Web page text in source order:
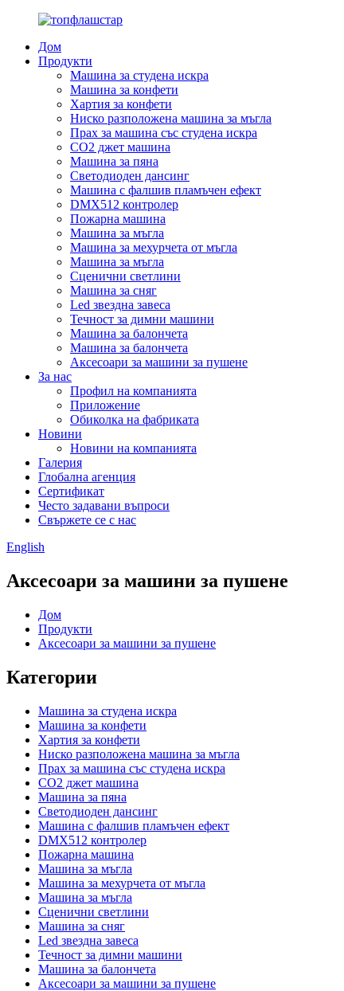
Дом
Продукти
Машина за студена искра
Машина за конфети
Хартия за конфети
Ниско разположена машина за мъгла
Прах за машина със студена искра
CO2 джет машина
Машина за пяна
Светодиоден дансинг
Машина с фалшив пламъчен ефект
DMX512 контролер
Пожарна машина
Машина за мъгла
Машина за мехурчета от мъгла
Машина за мъгла
Сценични светлини
Машина за сняг
Led звездна завеса
Течност за димни машини
Машина за балончета
Машина за балончета
Аксесоари за машини за пушене
За нас
Профил на компанията
Приложение
Обиколка на фабриката
Новини
Новини на компанията
Галерия
Глобална агенция
Сертификат
Често задавани въпроси
Свържете се с нас
English
Аксесоари за машини за пушене
Дом
Продукти
Аксесоари за машини за пушене
Категории
Машина за студена искра
Машина за конфети
Хартия за конфети
Ниско разположена машина за мъгла
Прах за машина със студена искра
CO2 джет машина
Машина за пяна
Светодиоден дансинг
Машина с фалшив пламъчен ефект
DMX512 контролер
Пожарна машина
Машина за мъгла
Машина за мехурчета от мъгла
Машина за мъгла
Сценични светлини
Машина за сняг
Led звездна завеса
Течност за димни машини
Машина за балончета
Аксесоари за машини за пушене